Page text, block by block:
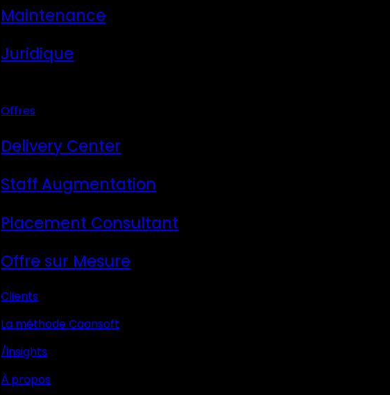
Maintenance
Juridique
Offres
Delivery Center
Staff Augmentation
Placement Consultant
Offre sur Mesure
Clients
La méthode Caansoft
/insights
À propos